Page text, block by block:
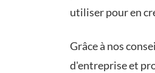
utiliser pour en
Grâce à nos
d'entreprise et